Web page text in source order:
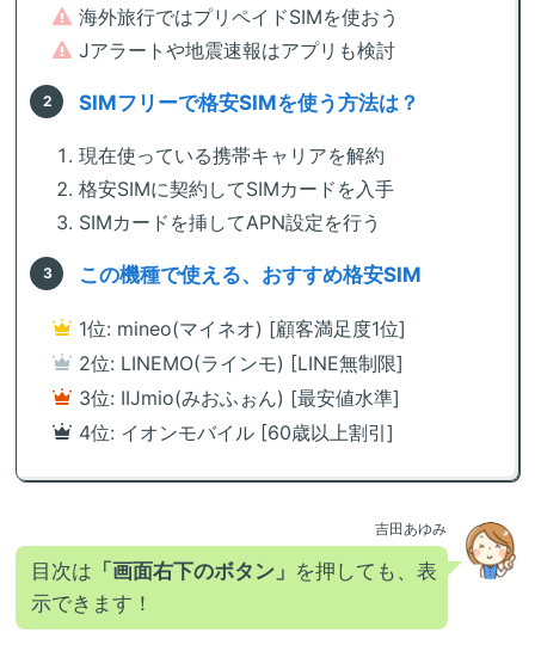
海外旅行ではプリペイドSIMを使おう
Jアラートや地震速報はアプリも検討
SIMフリーで格安SIMを使う方法は？
現在使っている携帯キャリアを解約
格安SIMに契約してSIMカードを入手
SIMカードを挿してAPN設定を行う
この機種で使える、おすすめ格安SIM
1位: mineo(マイネオ) [顧客満足度1位]
2位: LINEMO(ラインモ) [LINE無制限]
3位: IIJmio(みおふぉん) [最安値水準]
4位: イオンモバイル [60歳以上割引]
吉田あゆみ
目次は 「画面右下のボタン」 を押しても、表
示できます！